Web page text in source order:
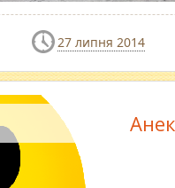
27 липня 2014